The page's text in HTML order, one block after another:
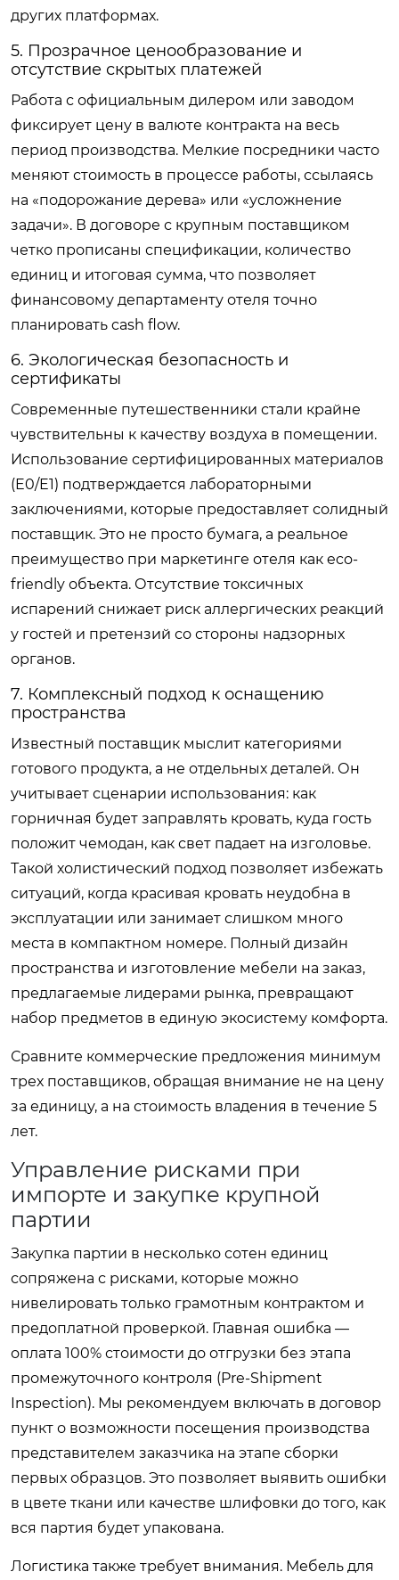
других платформах.
5. Прозрачное ценообразование и
отсутствие скрытых платежей
Работа с официальным дилером или заводом
фиксирует цену в валюте контракта на весь
период производства. Мелкие посредники часто
меняют стоимость в процессе работы, ссылаясь
на «подорожание дерева» или «усложнение
задачи». В договоре с крупным поставщиком
четко прописаны спецификации, количество
единиц и итоговая сумма, что позволяет
финансовому департаменту отеля точно
планировать cash flow.
6. Экологическая безопасность и
сертификаты
Современные путешественники стали крайне
чувствительны к качеству воздуха в помещении.
Использование сертифицированных материалов
(E0/E1) подтверждается лабораторными
заключениями, которые предоставляет солидный
поставщик. Это не просто бумага, а реальное
преимущество при маркетинге отеля как eco-
friendly объекта. Отсутствие токсичных
испарений снижает риск аллергических реакций
у гостей и претензий со стороны надзорных
органов.
7. Комплексный подход к оснащению
пространства
Известный поставщик мыслит категориями
готового продукта, а не отдельных деталей. Он
учитывает сценарии использования: как
горничная будет заправлять кровать, куда гость
положит чемодан, как свет падает на изголовье.
Такой холистический подход позволяет избежать
ситуаций, когда красивая кровать неудобна в
эксплуатации или занимает слишком много
места в компактном номере. Полный дизайн
пространства и изготовление мебели на заказ,
предлагаемые лидерами рынка, превращают
набор предметов в единую экосистему комфорта.
Сравните коммерческие предложения минимум
трех поставщиков, обращая внимание не на цену
за единицу, а на стоимость владения в течение 5
лет.
Управление рисками при
импорте и закупке крупной
партии
Закупка партии в несколько сотен единиц
сопряжена с рисками, которые можно
нивелировать только грамотным контрактом и
предоплатной проверкой. Главная ошибка —
оплата 100% стоимости до отгрузки без этапа
промежуточного контроля (Pre-Shipment
Inspection). Мы рекомендуем включать в договор
пункт о возможности посещения производства
представителем заказчика на этапе сборки
первых образцов. Это позволяет выявить ошибки
в цвете ткани или качестве шлифовки до того, как
вся партия будет упакована.
Логистика также требует внимания. Мебель для